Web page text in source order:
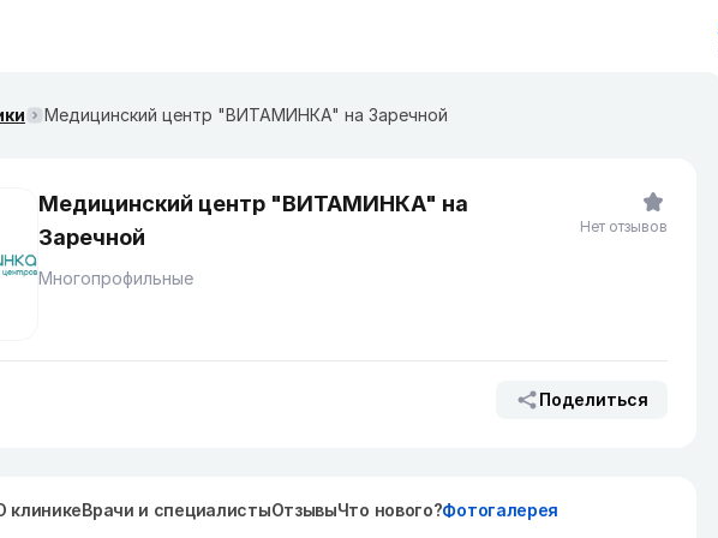
Медицинский центр "ВИТАМИНКА" на Заречной
Медицинский центр "ВИТАМИНКА" на
Заречной
Многопрофильные
Поделиться
Нет отзывов
клиникеВрачи и специалистыОтзывыЧто нового?Фотогалерея